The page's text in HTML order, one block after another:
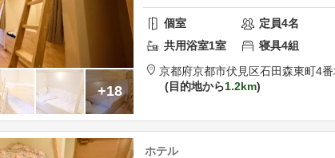
+18
個室 定員4名
共用浴室1室 寝具4組
京都府京都市伏見区石田森東町4
目的地から1.2km
ホテル